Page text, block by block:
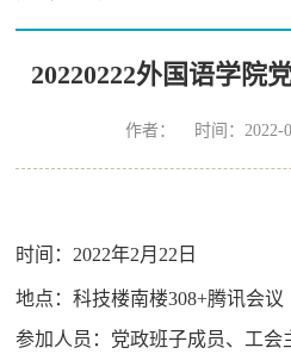
20220222外国语学院
作者： 时间：2022-
时间： 2022年2月 22 日
地点：科技楼南楼308+腾讯会议
参加人员：党政班子成员、工会